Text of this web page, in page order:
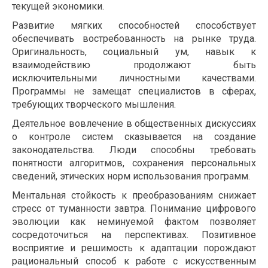
текущей экономики.
Развитие мягких способностей способствует
обеспечивать востребованность на рынке труда.
Оригинальность, социальный ум, навык к
взаимодействию продолжают быть
исключительными личностными качествами.
Программы не замещат специалистов в сферах,
требующих творческого мышления.
Деятельное вовлечение в общественных дискуссиях
о контроле систем сказывается на создание
законодательства. Люди способны требовать
понятности алгоритмов, сохранения персональных
сведений, этических норм использования программ.
Ментальная стойкость к преобразованиям снижает
стресс от туманности завтра. Понимание цифрового
эволюции как неминуемой фактом позволяет
сосредоточиться на перспективах. Позитивное
восприятие и решимость к адаптации порождают
рациональный способ к работе с искусственным